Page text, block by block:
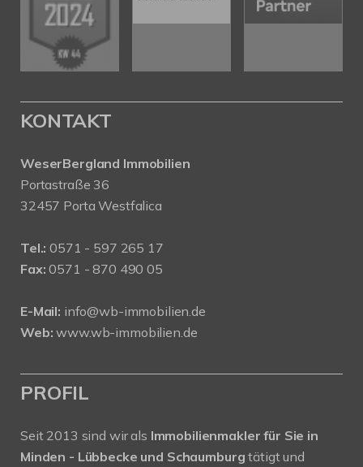
KONTAKT
WeserBergland Immobilien
Portastraße 36
32457 Porta Westfalica
Tel.: 0571 - 597 265 17
Fax: 0571 - 870 490 05
E-Mail: info@wb-immobilien.de
Web: www.wb-immobilien.de
PROFIL
Seit 2013 sind wir als Immobilienmakler für Sie in
Minden - Lübbecke und Schaumburgtätigt und